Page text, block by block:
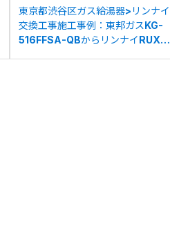
東京都渋谷区ガス給湯器>リンナイ
交換工事施工事例：東邦ガスKG-
516FFSA-QBからリンナイRUX-